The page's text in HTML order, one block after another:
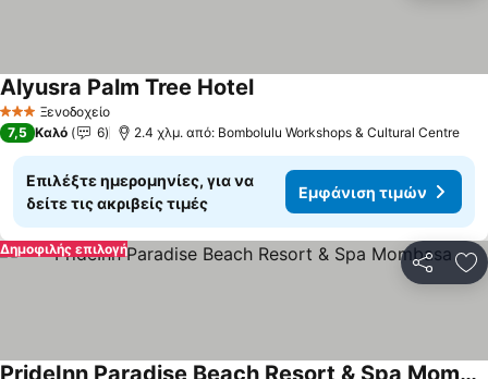
3 ΑστέριαΞενοδοχείο
Alyusra Palm Tree Hotel
7,5 Καλό 6 2.4 χλμ. από: Bombolulu Workshops & Cultural Centre
Επιλέξτε ημερομηνίες, για να
δείτε τις ακριβείς τιμές
Εμφάνιση τιμών
Δημοφιλής επιλογή
PrideInn Paradise Beach Resort & Spa Mombasa